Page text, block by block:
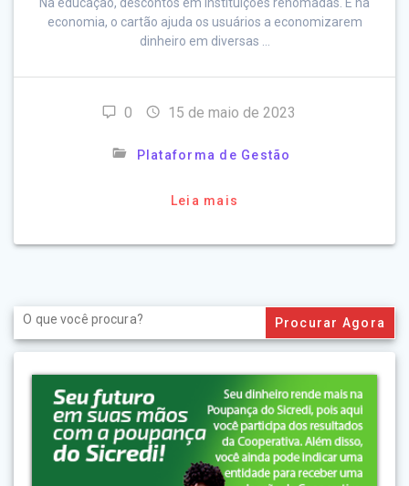
economia, o cartão ajuda os usuários a economizarem
dinheiro em diversas …
0 15 de maio de 2023
Plataforma de Gestão
Leia mais
Search
for: